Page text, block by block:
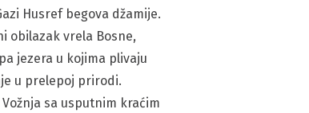
Husref begova džamije.
obilazak vrela Bosne,
jezera u kojima plivaju
u prelepoj prirodi.
sa usputnim kraćim